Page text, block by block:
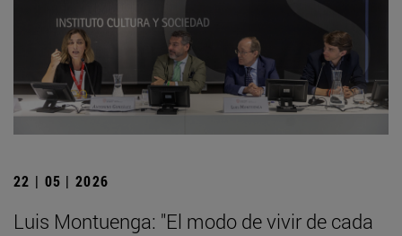
22 | 05 | 2026
Luis Montuenga: "El modo de vivir de cada